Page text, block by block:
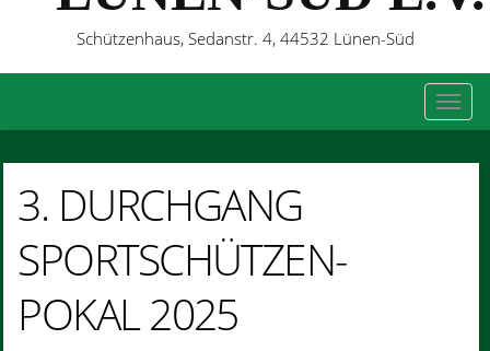
Schützenhaus, Sedanstr. 4, 44532 Lünen-Süd
3. DURCHGANG
SPORTSCHÜTZEN-
POKAL 2025